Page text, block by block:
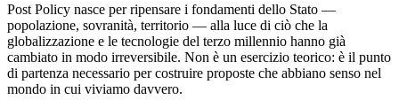
Post Policy nasce per ripensare i fondamenti dello Stato —
popolazione, sovranità, territorio — alla luce di ciò che la
globalizzazione e le tecnologie del terzo millennio hanno già
cambiato in modo irreversibile. Non è un esercizio teorico: è il punto
di partenza necessario per costruire proposte che abbiano senso nel
mondo in cui viviamo davvero.